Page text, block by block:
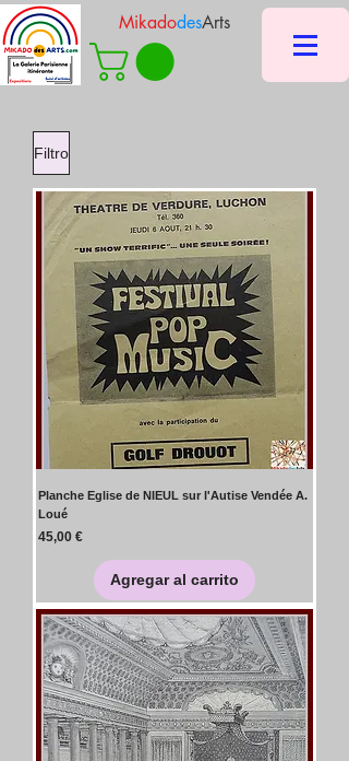
MikadodesArts
Filtro
Planche Eglise de NIEUL sur l'Autise Vendée A.
Loué
Precio
45,00 €
Agregar al carrito